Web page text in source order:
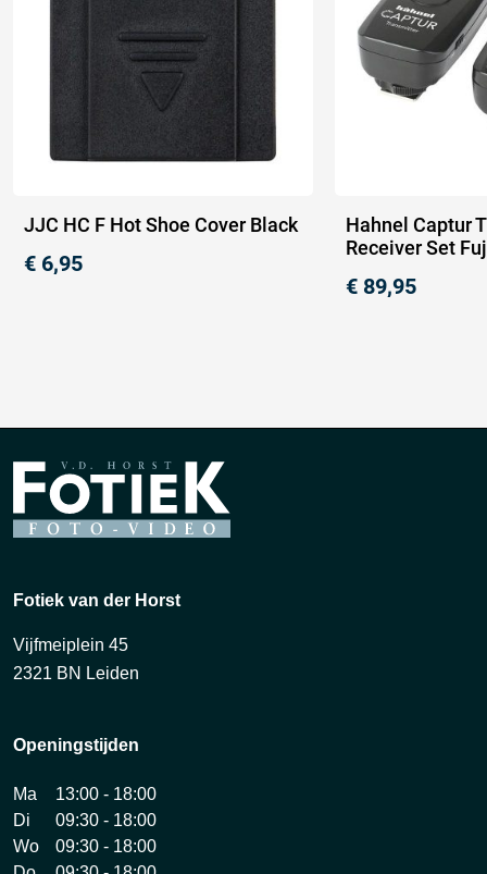
JJC HC F Hot Shoe Cover Black
€ 6,95
Hahnel Captur
Receiver Set
€ 89,95
Fotiek van der Horst
Vijfmeiplein 45
2321 BN Leiden
Openingstijden
Ma
13:00 - 18:00
Di
09:30 - 18:00
Wo
09:30 - 18:00